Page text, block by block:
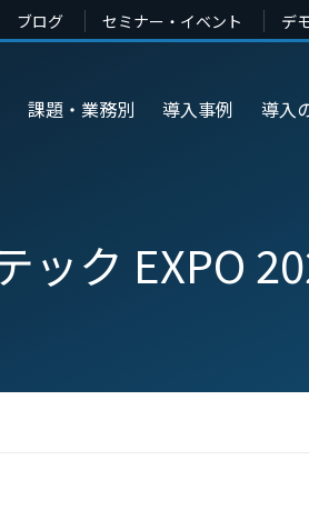
ブログ セミナー・イベント デ
課題・業務別 導入事例 導入
ック EXPO